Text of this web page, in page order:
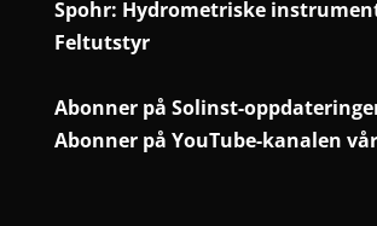
Spohr: Hydrometriske
Feltutstyr
Abonner på Solinst-
Abonner på YouTube-kanalen vår